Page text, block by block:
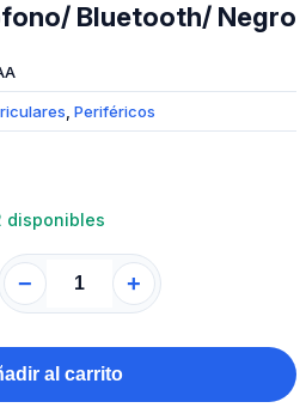
Bluetooth/ Negro
Periféricos
disponibles
− +
al carrito